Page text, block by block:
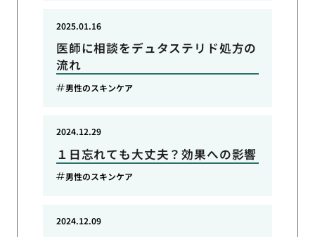
医師に相談をデュタステリド処方の
流れ
2025.01.16
男性のスキンケア
１日忘れても大丈夫？効果への影響
2024.12.29
男性のスキンケア
2024.12.09